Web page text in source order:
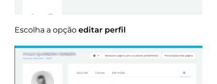
Escolha a opção editar perfil